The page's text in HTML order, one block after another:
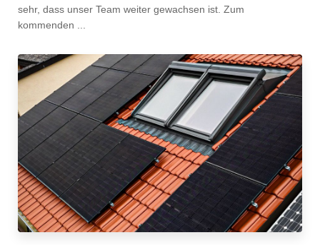
sehr, dass unser Team weiter gewachsen ist. Zum
kommenden ...